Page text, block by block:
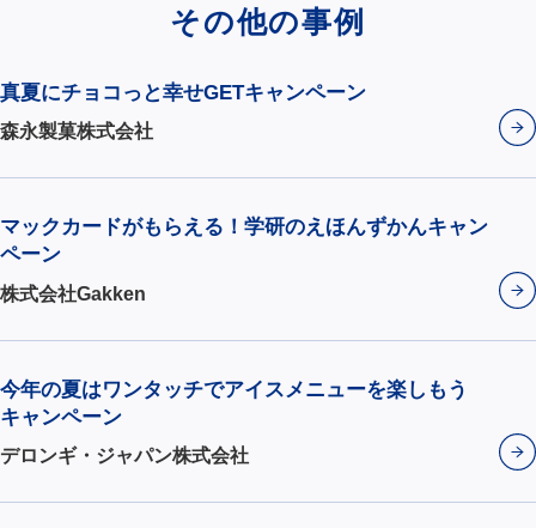
その他の事例
真夏にチョコっと幸せGETキャンペーン
森永製菓株式会社
マックカードがもらえる！学研のえほんずかんキャン
ペーン
株式会社Gakken
今年の夏はワンタッチでアイスメニューを楽しもう
キャンペーン
デロンギ・ジャパン株式会社